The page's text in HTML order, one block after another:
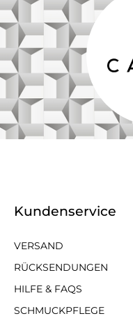
Kundenservice
VERSAND
RÜCKSENDUNGEN
HILFE & FAQS
SCHMUCKPFLEGE